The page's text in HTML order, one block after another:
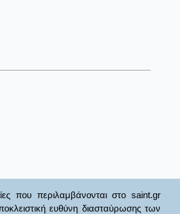
που περιλαμβάνονται στο saint.gr
ευθύνη διασταύρωσης των